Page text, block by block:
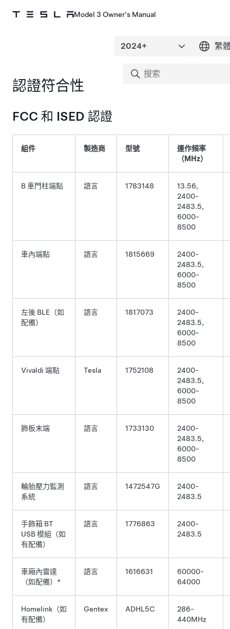
Model 3 Owner's Manual
認證符合性
FCC 和 ISED 認證
組件 製造商 型號
運作頻率
（MHz）
B 車門柱端點 語言 1783148
13.56,
2400-
2483.5,
6000-
8500
車內端點 語言 1815669
2400-
2483.5,
6000-
8500
左後 BLE（如
配備）
語言 1817073
2400-
2483.5,
6000-
8500
Vivaldi 端點 Tesla 1752108
2400-
2483.5,
6000-
8500
飾板末端 語言 1733130
2400-
2483.5,
6000-
8500
輪胎壓力監測
系統
語言 1472547G
2400-
2483.5
手飾箱 BT
USB 模組
（如
有配備）
語言 1776863
2400-
2483.5
車廂內雷達
（如配備）*
語言 1616631
60000-
64000
Homelink（如
有配備）
Gentex ADHL5C
286-
440MHz